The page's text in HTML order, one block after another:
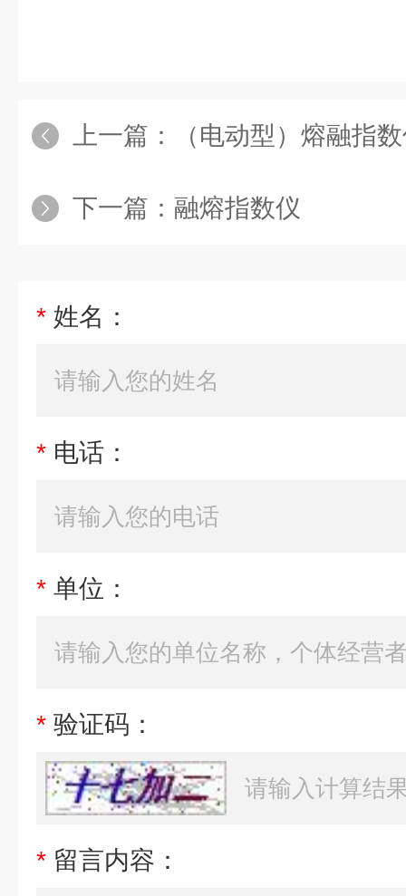
上一篇： （电动型）熔融指
下一篇： 融熔指数仪
* 姓名：
* 电话：
* 单位：
* 验证码：
* 留言内容：